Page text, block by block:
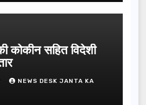
कोकीन सहित विदेशी
NEWS DESK JANTA KA